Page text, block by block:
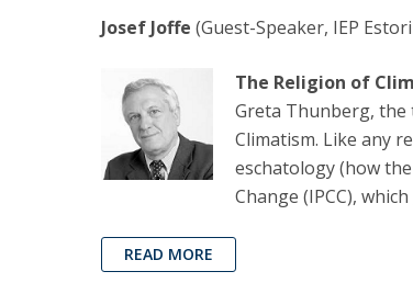
Josef Joffe (Guest-Speaker, IEP
The Religion of
Greta Thunberg, the
Climatism. Like any
eschatology (how
Change (IPCC),
READ MORE